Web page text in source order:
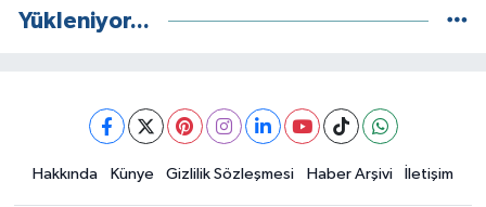
Yükleniyor...
Hakkında Künye Gizlilik Sözleşmesi Haber Arşivi İletişim